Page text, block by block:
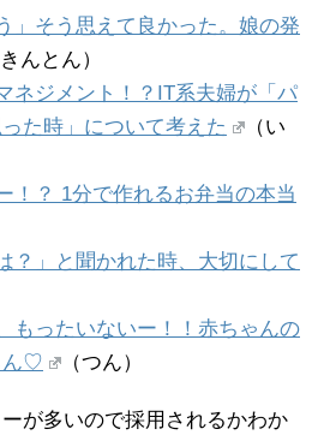
」そう思えて良かった。娘の発
きんとん）
ネジメント！？IT系夫婦が「パ
た時」について考えた
（い
！？ 1分で作れるお弁当の本当
？」と聞かれた時、大切にして
もったいないー！！赤ちゃんの
ん♡
（つん）
が多いので採用されるかわか